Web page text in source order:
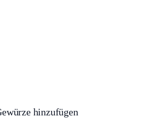
hinzufügen